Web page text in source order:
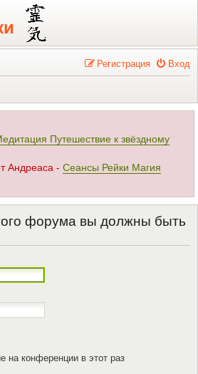
Вход
Регистрация
Путешествие к звёздному
Андреаса - Сеансы Рейки Магия
форума вы должны быть
на конференции в этот раз